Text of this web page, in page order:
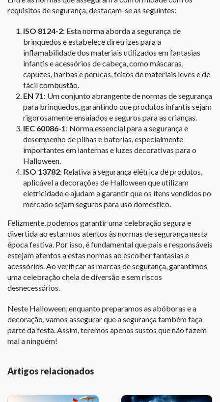
requisitos de segurança, destacam-se as seguintes:
ISO 8124-2: Esta norma aborda a segurança de
brinquedos e estabelece diretrizes para a
inflamabilidade dos materiais utilizados em fantasias
infantis e acessórios de cabeça, como máscaras,
capuzes, barbas e perucas, feitos de materiais leves e de
fácil combustão.
EN 71: Um conjunto abrangente de normas de segurança
para brinquedos, garantindo que produtos infantis sejam
rigorosamente ensaiados e seguros para as crianças.
IEC 60086-1: Norma essencial para a segurança e
desempenho de pilhas e baterias, especialmente
importantes em lanternas e luzes decorativas para o
Halloween.
ISO 13782: Relativa à segurança elétrica de produtos,
aplicável a decorações de Halloween que utilizam
eletricidade e ajudam a garantir que os itens vendidos no
mercado sejam seguros para uso doméstico.
Felizmente, podemos garantir uma celebração segura e
divertida ao estarmos atentos às normas de segurança nesta
época festiva. Por isso, é fundamental que pais e responsáveis
estejam atentos a estas normas ao escolher fantasias e
acessórios. Ao verificar as marcas de segurança, garantimos
uma celebração cheia de diversão e sem riscos
desnecessários.
Neste Halloween, enquanto preparamos as abóboras e a
decoração, vamos assegurar que a segurança também faça
parte da festa. Assim, teremos apenas sustos que não fazem
mal a ninguém!
Artigos relacionados